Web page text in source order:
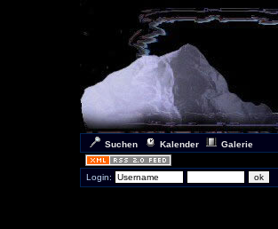
Suchen Kalender Galerie
Login: